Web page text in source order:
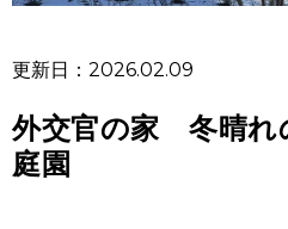
更新日：2026.02.09
外交官の家 冬晴れ
庭園